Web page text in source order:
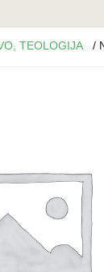
TEOLOGIJA /